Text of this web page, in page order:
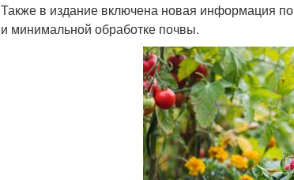
Также в издание включена новая информация
и минимальной обработке почвы.